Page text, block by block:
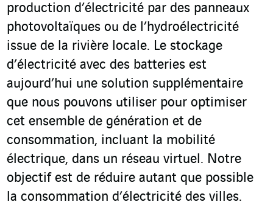
production d’électricité par des panneaux
photovoltaïques ou de l’hydroélectricité
issue de la rivière locale. Le stockage
d’électricité avec des batteries est
aujourd’hui une solution supplémentaire
que nous pouvons utiliser pour optimiser
cet ensemble de génération et de
consommation, incluant la mobilité
électrique, dans un réseau virtuel. Notre
objectif est de réduire autant que possible
la consommation d’électricité des villes.